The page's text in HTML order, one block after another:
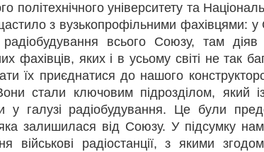
політехнічного університету та
з вузькопрофільними фахівцями:
всього Союзу, там діяв
фахівців, яких і в усьому світі не так
їх приєднатися до нашого
стали ключовим підрозділом, який
у галузі радіобудування. Це були
залишилася від Союзу. У підсумку
військові радіостанції, з якими